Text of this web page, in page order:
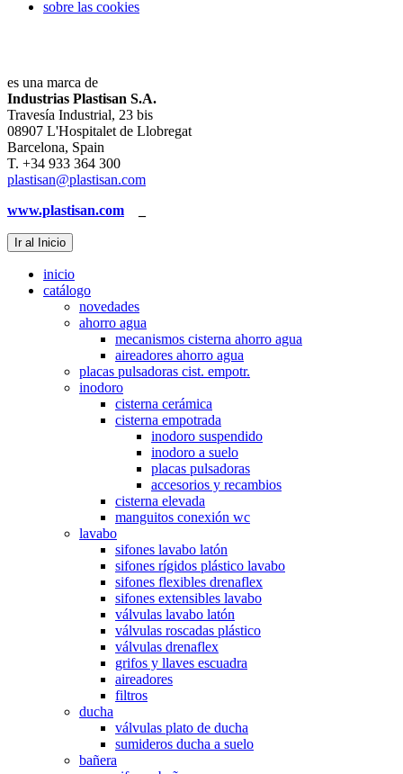
sobre las cookies
es una marca de
Industrias Plastisan S.A.
Travesía Industrial, 23 bis
08907 L'Hospitalet de Llobregat
Barcelona, Spain
T. +34 933 364 300
plastisan@plastisan.com
www.plastisan.com
Ir al Inicio
inicio
catálogo
novedades
ahorro agua
mecanismos cisterna ahorro agua
aireadores ahorro agua
placas pulsadoras cist. empotr.
inodoro
cisterna cerámica
cisterna empotrada
inodoro suspendido
inodoro a suelo
placas pulsadoras
accesorios y recambios
cisterna elevada
manguitos conexión wc
lavabo
sifones lavabo latón
sifones rígidos plástico lavabo
sifones flexibles drenaflex
sifones extensibles lavabo
válvulas lavabo latón
válvulas roscadas plástico
válvulas drenaflex
grifos y llaves escuadra
aireadores
filtros
ducha
válvulas plato de ducha
sumideros ducha a suelo
bañera